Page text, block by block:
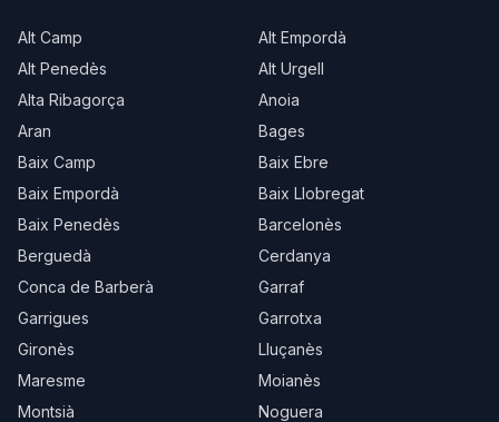
Alt Camp
Alt Empordà
Alt Penedès
Alt Urgell
Alta Ribagorça
Anoia
Aran
Bages
Baix Camp
Baix Ebre
Baix Empordà
Baix Llobregat
Baix Penedès
Barcelonès
Berguedà
Cerdanya
Conca de Barberà
Garraf
Garrigues
Garrotxa
Gironès
Lluçanès
Maresme
Moianès
Montsià
Noguera